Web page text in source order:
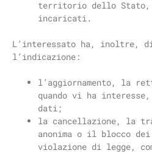
territorio dello Stato,
incaricati.
L’interessato ha, inoltre,
l’indicazione:
l’aggiornamento, la
quando vi ha
dati;
la cancellazione, la
anonima o il blocco
violazione di legge,